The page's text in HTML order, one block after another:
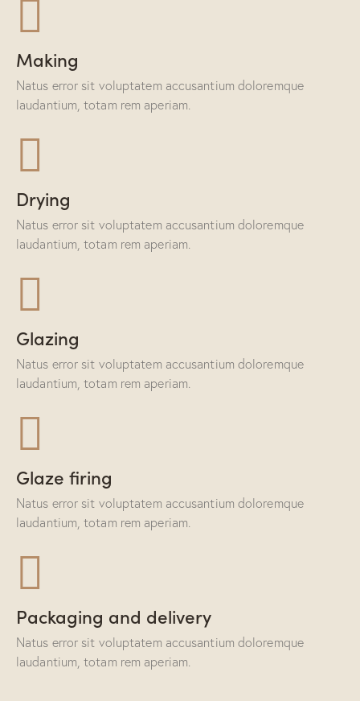
Making
Natus error sit voluptatem accusantium doloremque
laudantium, totam rem aperiam.
Drying
Natus error sit voluptatem accusantium doloremque
laudantium, totam rem aperiam.
Glazing
Natus error sit voluptatem accusantium doloremque
laudantium, totam rem aperiam.
Glaze firing
Natus error sit voluptatem accusantium doloremque
laudantium, totam rem aperiam.
Packaging and delivery
Natus error sit voluptatem accusantium doloremque
laudantium, totam rem aperiam.